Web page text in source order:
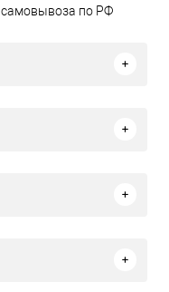
самовывоза по РФ